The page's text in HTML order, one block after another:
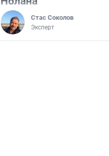
Стас Соколов
Эксперт